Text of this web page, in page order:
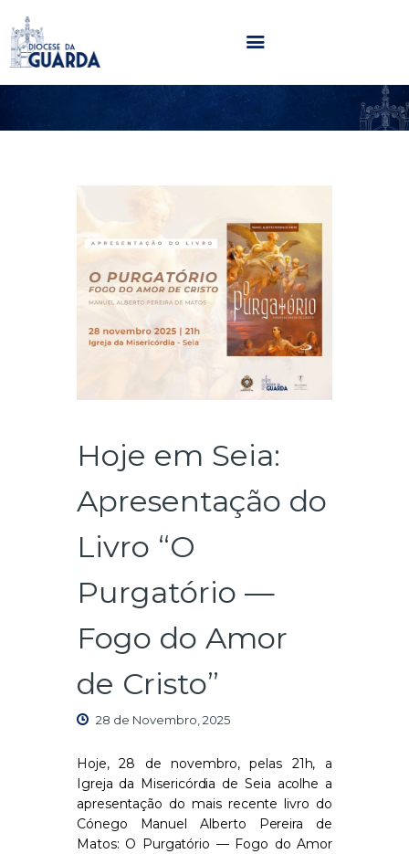
HOME
NOTÍCIAS
MULTIMÉDIA
SENTIR COM A IGREJA
CONTACTOS
Hoje em Seia:
Apresentação do
Livro “O
Purgatório —
Fogo do Amor
de Cristo”
28 de Novembro, 2025
Hoje, 28 de novembro, pelas 21h, a
Igreja da Misericórdia de Seia acolhe a
apresentação do mais recente livro do
Cónego Manuel Alberto Pereira de
Matos: O Purgatório — Fogo do Amor